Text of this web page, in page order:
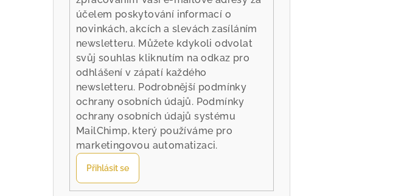
účelem poskytování informací o
novinkách, akcích a slevách zasíláním
newsletteru. Můžete kdykoli odvolat
svůj souhlas kliknutím na odkaz pro
odhlášení v zápatí každého
newsletteru. Podrobnější podmínky
ochrany osobních údajů. Podmínky
ochrany osobních údajů systému
MailChimp, který používáme pro
marketingovou automatizaci.
Přihlásit se